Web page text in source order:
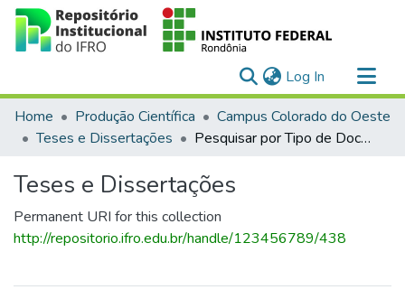
Log In (current)
Communities & Collections
All of DSpace
Home Produção Científica
Campus Colorado do Oeste
Teses e Dissertações
Pesquisar por Tipo de Documento
Teses e Dissertações
Permanent URI for this collection
http://repositorio.ifro.edu.br/handle/123456789/438